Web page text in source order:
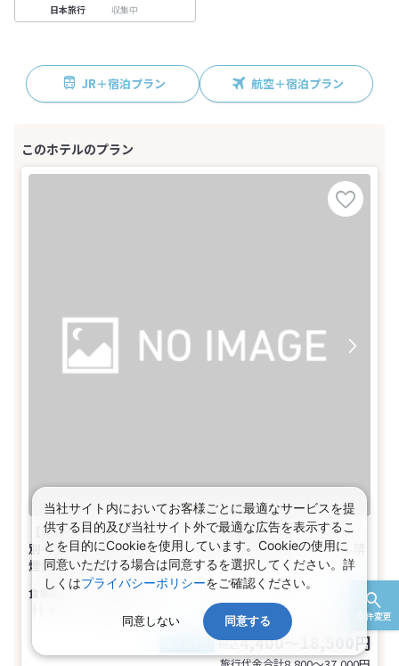
条件変更
日本旅行 収集中
JR＋宿泊プラン 航空＋宿泊プラン
【素泊まり】シンプルステイ ＜駅徒歩３分！バストイレ
別々で広々とした客室 小学生まで添い寝無料＞シングル禁
煙(1名～2名1室)
食事なし 1～3名 シングル
バス
税込4,400～18,500円
当社サイト内においてお客様ごとに最適なサービスを提
供する目的及び当社サイト外で最適な広告を表示するこ
とを目的にCookieを使用しています。Cookieの使用に
同意いただける場合は同意するを選択してください。詳
しくはプライバシーポリシーをご確認ください。
同意しない 同意する